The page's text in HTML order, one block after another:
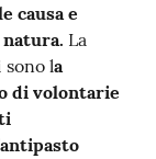
causa e
La
sono la
di volontarie